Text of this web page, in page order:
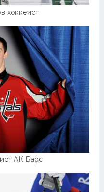
хоккеист
АК Барс